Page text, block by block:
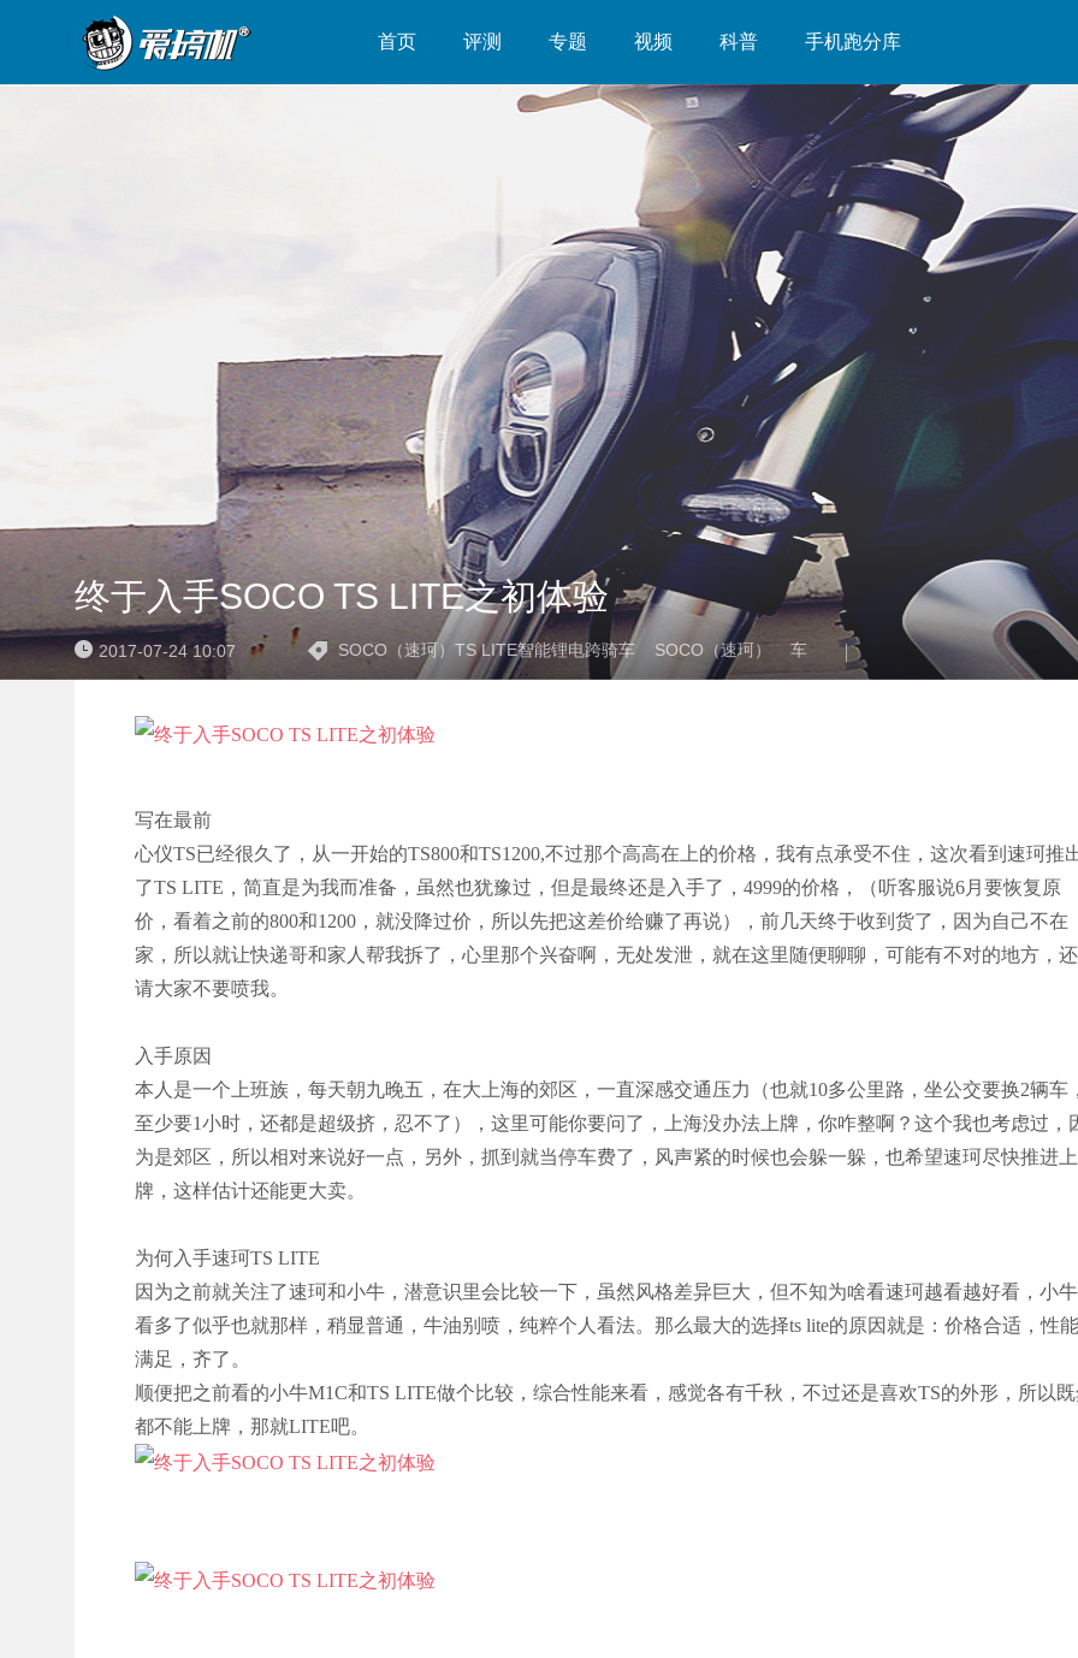
首页 评测 专题 视频 科普 手机跑分库
终于入手SOCO TS LITE之初体验
2017-07-24 10:07 SOCO（速珂）TS LITE智能锂电跨骑车 SOCO（速珂） 车
写在最前
心仪TS已经很久了，从一开始的TS800和TS1200,不过那个高高在上的价格，我有点承受不住，这次看到速珂推
了TS LITE，简直是为我而准备，虽然也犹豫过，但是最终还是入手了，4999的价格，（听客服说6月要恢复原
价，看着之前的800和1200，就没降过价，所以先把这差价给赚了再说），前几天终于收到货了，因为自己不在
家，所以就让快递哥和家人帮我拆了，心里那个兴奋啊，无处发泄，就在这里随便聊聊，可能有不对的地方，还
请大家不要喷我。
入手原因
本人是一个上班族，每天朝九晚五，在大上海的郊区，一直深感交通压力（也就10多公里路，坐公交要换2辆车
至少要1小时，还都是超级挤，忍不了），这里可能你要问了，上海没办法上牌，你咋整啊？这个我也考虑过，
为是郊区，所以相对来说好一点，另外，抓到就当停车费了，风声紧的时候也会躲一躲，也希望速珂尽快推进上
牌，这样估计还能更大卖。
为何入手速珂TS LITE
因为之前就关注了速珂和小牛，潜意识里会比较一下，虽然风格差异巨大，但不知为啥看速珂越看越好看，小牛
看多了似乎也就那样，稍显普通，牛油别喷，纯粹个人看法。那么最大的选择ts lite的原因就是：价格合适，性能
满足，齐了。
顺便把之前看的小牛M1C和TS LITE做个比较，综合性能来看，感觉各有千秋，不过还是喜欢TS的外形，所以
都不能上牌，那就LITE吧。